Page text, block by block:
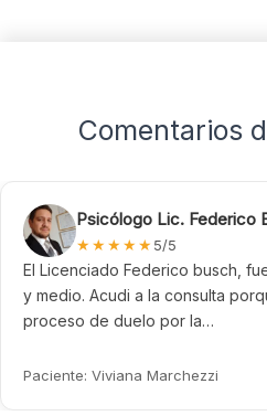
Comentarios
Psicólogo Lic. Federico Busch
★★★★★5/5
Federico busch, fue mi
Acudi a la consulta porque
de duelo por la…
Viviana Marchezzi